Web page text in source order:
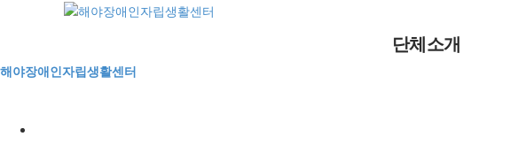
해야장애인자립생활센터
단체소개